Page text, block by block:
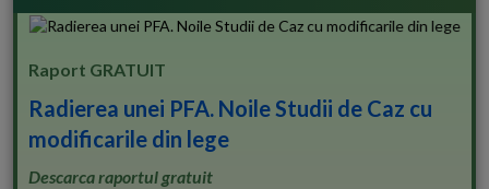
Raport GRATUIT
Radierea unei PFA. Noile Studii de Caz cu
modificarile din lege
Descarca raportul gratuit